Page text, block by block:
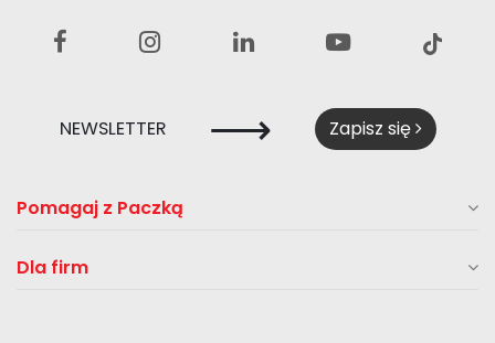
NEWSLETTER ⟶ Zapisz się
Pomagaj z Paczką
Dla firm